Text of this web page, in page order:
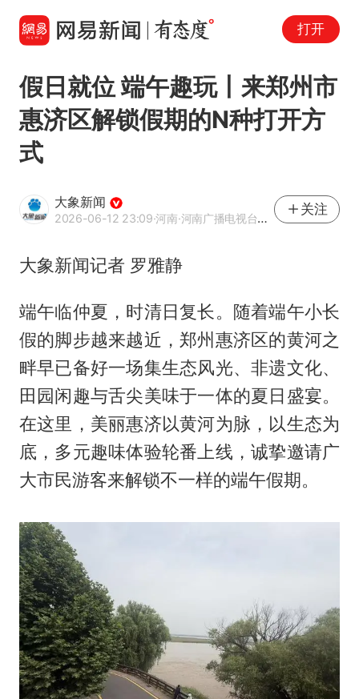
打开
假日就位 端午趣玩丨来郑州市
惠济区解锁假期的N种打开方
式
大象新闻
2026-06-12 23:09·河南·河南广播电视台官方网易号
关注
大象新闻记者 罗雅静
端午临仲夏，时清日复长。随着端午小长
假的脚步越来越近，郑州惠济区的黄河之
畔早已备好一场集生态风光、非遗文化、
田园闲趣与舌尖美味于一体的夏日盛宴。
在这里，美丽惠济以黄河为脉，以生态为
底，多元趣味体验轮番上线，诚挚邀请广
大市民游客来解锁不一样的端午假期。